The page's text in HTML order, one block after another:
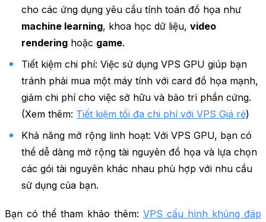
cho các ứng dụng yêu cầu tính toán đồ họa như
machine learning, khoa học dữ liệu, video
rendering hoặc game.
Tiết kiệm chi phí: Việc sử dụng VPS GPU giúp bạn
tránh phải mua một máy tính với card đồ họa mạnh,
giảm chi phí cho việc sở hữu và bảo trì phần cứng.
(Xem thêm: Tiết kiệm tối đa chi phí với VPS Giá rẻ)
Khả năng mở rộng linh hoạt: Với VPS GPU, bạn có
thể dễ dàng mở rộng tài nguyên đồ họa và lựa chọn
các gói tài nguyên khác nhau phù hợp với nhu cầu
sử dụng của bạn.
Bạn có thể tham khảo thêm: VPS cấu hình khủng đáp